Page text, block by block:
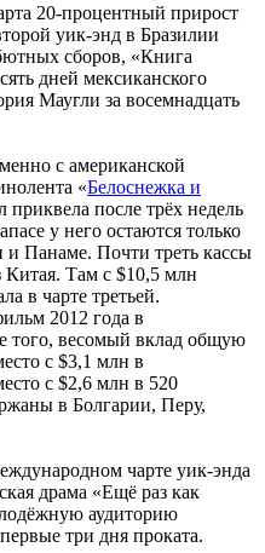
20-процентный прирост
уик-энд в Бразилии
сборов, «Книга
дней мексиканского
Маугли за восемнадцать
с американской
«Белоснежка и
после трёх недель
у него остаются только
Панаме. Почти треть кассы
Китая. Там с $10,5 млн
в чарте третьей.
2012 года в
того, весомый вклад общую
с $3,1 млн в
с $2,6 млн в 520
в Болгарии, Перу,
чарте уик-энда
драма «Ещё раз как
аудиторию
три дня проката.